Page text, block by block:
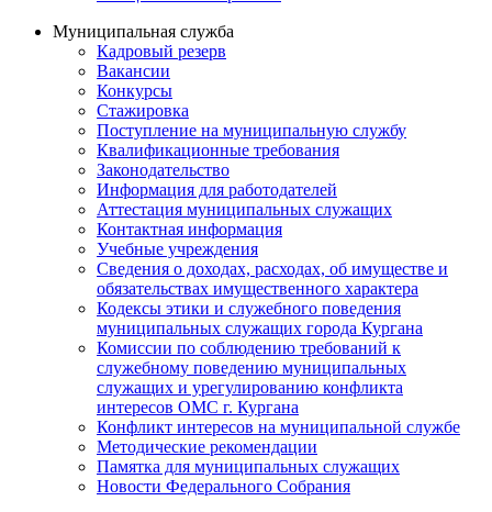
Муниципальная служба
Кадровый резерв
Вакансии
Конкурсы
Стажировка
Поступление на муниципальную службу
Квалификационные требования
Законодательство
Информация для работодателей
Аттестация муниципальных служащих
Контактная информация
Учебные учреждения
Сведения о доходах, расходах, об имуществе и
обязательствах имущественного характера
Кодексы этики и служебного поведения
муниципальных служащих города Кургана
Комиссии по соблюдению требований к
служебному поведению муниципальных
служащих и урегулированию конфликта
интересов ОМС г. Кургана
Конфликт интересов на муниципальной службе
Методические рекомендации
Памятка для муниципальных служащих
Новости Федерального Cобрания